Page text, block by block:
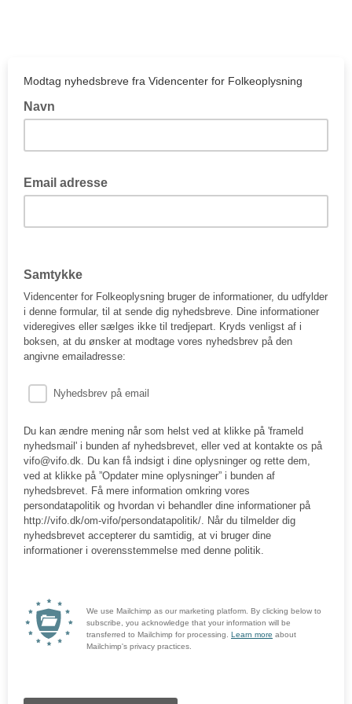
Modtag nyhedsbreve fra Videncenter for Folkeoplysning
Navn
Email adresse
Samtykke
Videncenter for Folkeoplysning bruger de informationer, du udfylder
i denne formular, til at sende dig nyhedsbreve. Dine informationer
videregives eller sælges ikke til tredjepart. Kryds venligst af i
boksen, at du ønsker at modtage vores nyhedsbrev på den
angivne emailadresse:
Nyhedsbrev på email
Du kan ændre mening når som helst ved at klikke på 'frameld
nyhedsmail' i bunden af nyhedsbrevet, eller ved at kontakte os på
vifo@vifo.dk. Du kan få indsigt i dine oplysninger og rette dem,
ved at klikke på ”Opdater mine oplysninger” i bunden af
nyhedsbrevet. Få mere information omkring vores
persondatapolitik og hvordan vi behandler dine informationer på
http://vifo.dk/om-vifo/persondatapolitik/. Når du tilmelder dig
nyhedsbrevet accepterer du samtidig, at vi bruger dine
informationer i overensstemmelse med denne politik.
We use Mailchimp as our marketing platform. By clicking below to
subscribe, you acknowledge that your information will be
transferred to Mailchimp for processing. Learn more about
Mailchimp's privacy practices.